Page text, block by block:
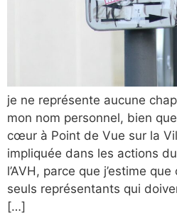
je ne représente aucune
mon nom personnel, bien
cœur à Point de Vue sur la
impliquée dans les actions
l’AVH, parce que j’estime
seuls représentants qui
[…]